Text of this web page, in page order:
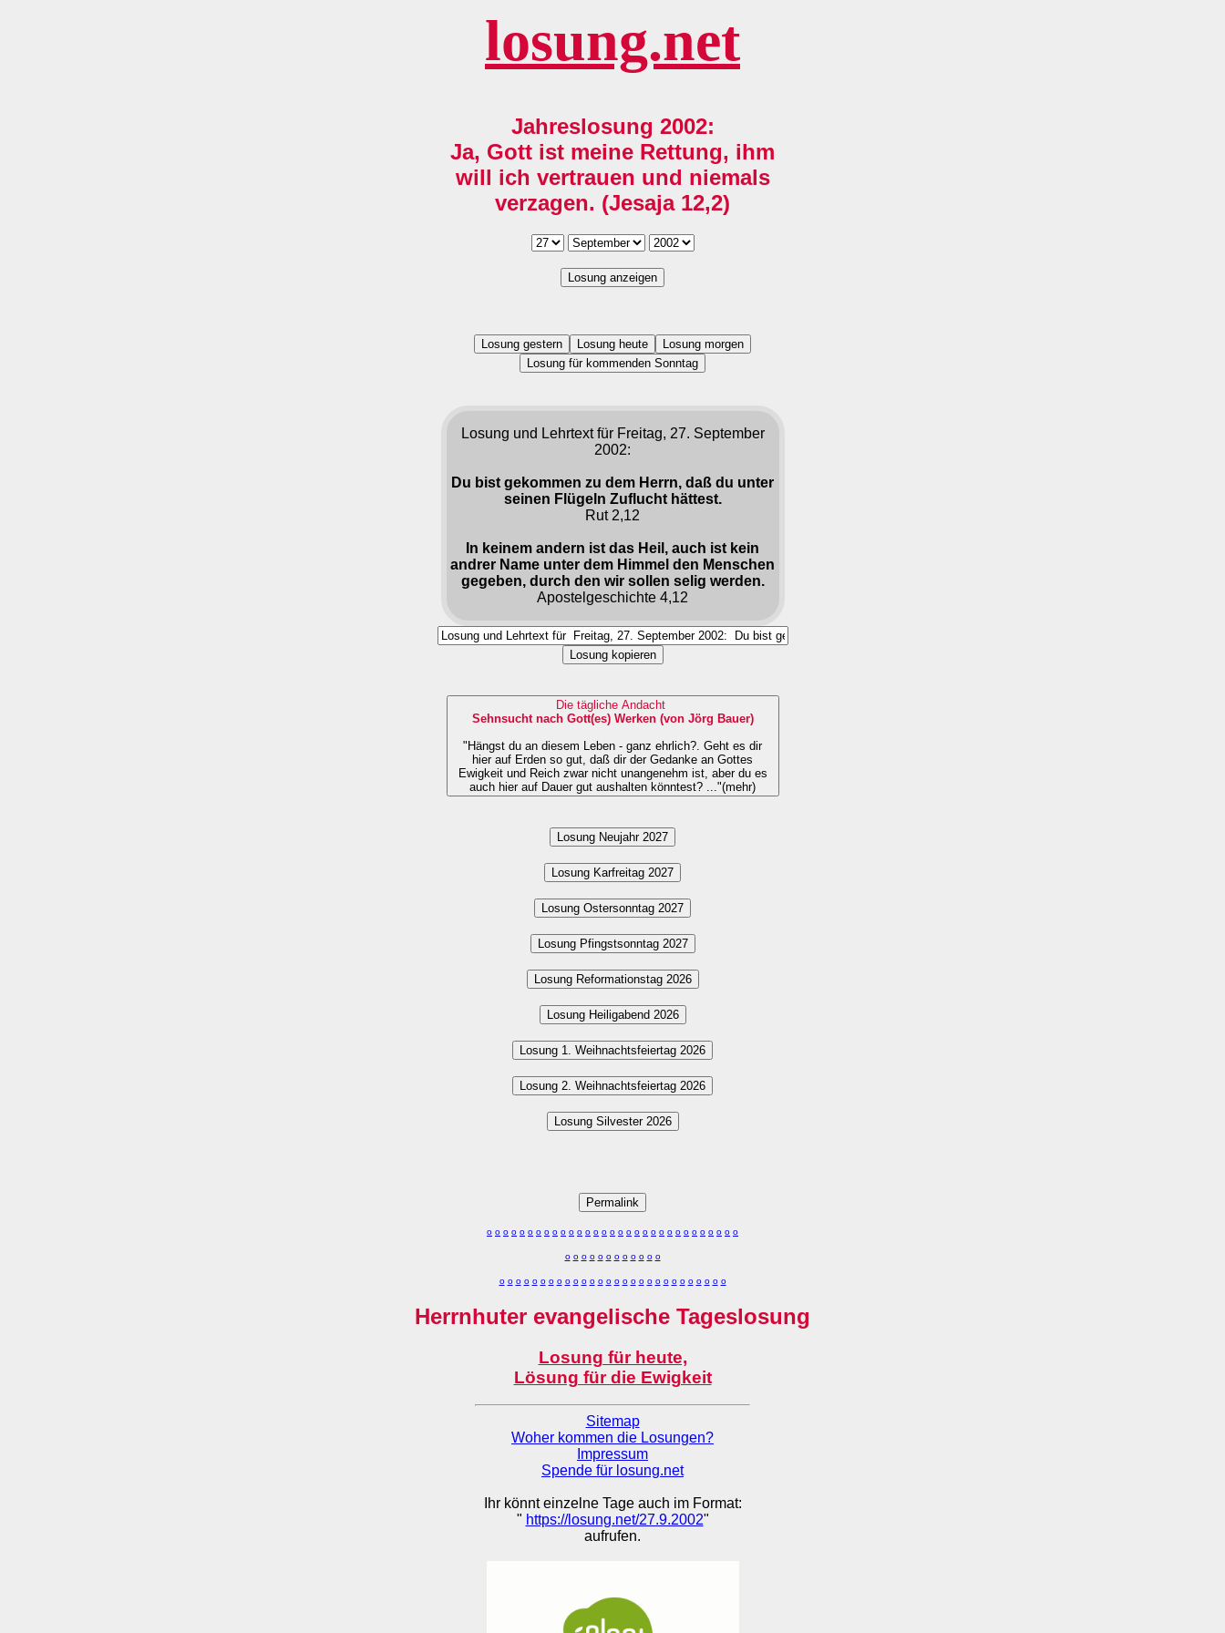
losung.net
Jahreslosung 2002:
Ja, Gott ist meine Rettung, ihm
will ich vertrauen und niemals
verzagen. (Jesaja 12,2)
Losung anzeigen
Losung gestern Losung heute
Losung morgen
Losung für kommenden Sonntag
Losung und Lehrtext für Freitag, 27. September
2002:
Du bist gekommen zu dem Herrn, daß du unter
seinen Flügeln Zuflucht hättest.
Rut 2,12
In keinem andern ist das Heil, auch ist kein
andrer Name unter dem Himmel den Menschen
gegeben, durch den wir sollen selig werden.
Apostelgeschichte 4,12
Losung kopieren
Die tägliche Andacht
Sehnsucht nach Gott(es) Werken (von Jörg Bauer)
"Hängst du an diesem Leben - ganz ehrlich?. Geht es dir
hier auf Erden so gut, daß dir der Gedanke an Gottes
Ewigkeit und Reich zwar nicht unangenehm ist, aber du es
auch hier auf Dauer gut aushalten könntest? ..."(mehr)
Losung Neujahr 2027
Losung Karfreitag 2027
Losung Ostersonntag 2027
Losung Pfingstsonntag 2027
Losung Reformationstag 2026
Losung Heiligabend 2026
Losung 1. Weihnachtsfeiertag 2026
Losung 2. Weihnachtsfeiertag 2026
Losung Silvester 2026
Permalink
o o o o o o o o o o o o o o o o o o o o o o o o o o o o o o o
o o o o o o o o o o o o
o o o o o o o o o o o o o o o o o o o o o o o o o o o o
Herrnhuter evangelische Tageslosung
Losung für heute,
Lösung für die Ewigkeit
Sitemap
Woher kommen die Losungen?
Impressum
Spende für losung.net
Ihr könnt einzelne Tage auch im Format:
" https://losung.net/27.9.2002"
aufrufen.